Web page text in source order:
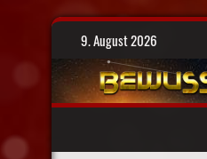
Skip
9. August 2026